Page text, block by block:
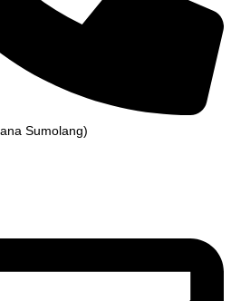
Sumolang)